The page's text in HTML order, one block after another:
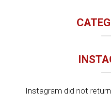
Instagram did not